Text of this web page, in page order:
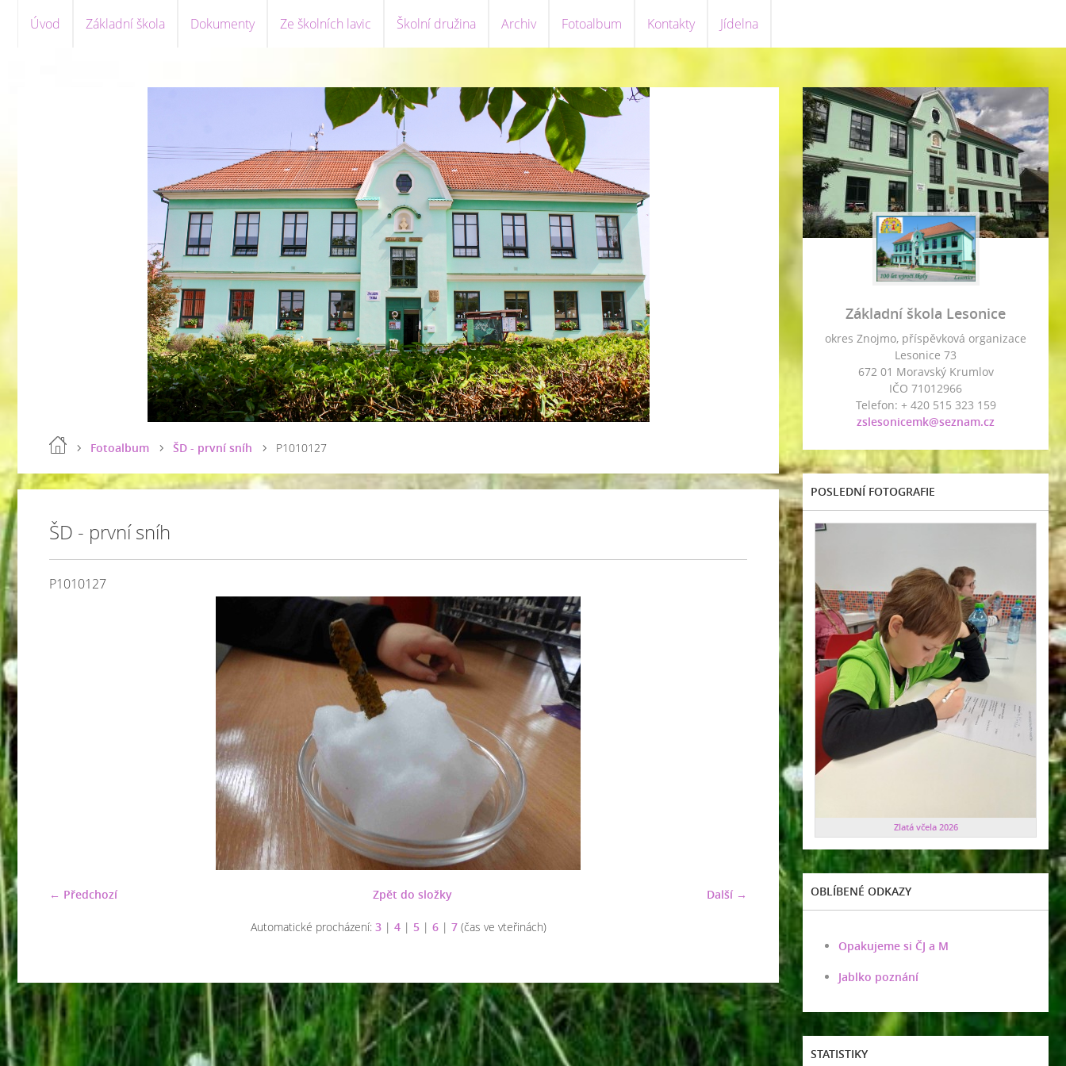
Úvod Základní škola Dokumenty Ze školních lavic Školní družina Archiv Fotoalbum Kontakty Jídelna
Fotoalbum ŠD - první sníh P1010127
ŠD - první sníh
P1010127
← Předchozí Další →
Zpět do složky
Automatické procházení: 3| 4| 5| 6| 7(čas ve vteřinách)
Základní škola Lesonice
okres Znojmo, příspěvková organizace
Lesonice 73
672 01 Moravský Krumlov
IČO 71012966
Telefon: + 420 515 323 159
zslesonicemk@seznam.cz
POSLEDNÍ FOTOGRAFIE
Zlatá včela 2026
OBLÍBENÉ ODKAZY
Opakujeme si ČJ a M
Jablko poznání
STATISTIKY